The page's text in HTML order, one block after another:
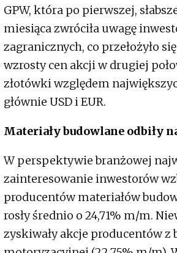
GPW, która po pierwszej,
miesiąca zwróciła uwagę
zagranicznych, co przełożyło
wzrosty cen akcji w drugiej
złotówki względem
głównie USD i EUR.
Materiały budowlane odbiły
W perspektywie branżowej
zainteresowanie inwestorów
producentów materiałów
rosły średnio o 24,71% m/m.
zyskiwały akcje producentów z